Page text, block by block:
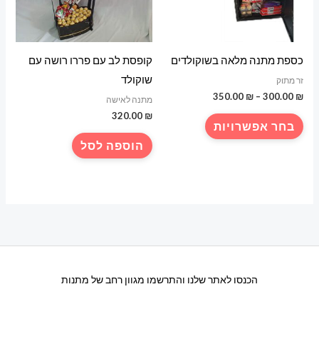
כספת מתנה מלאה בשוקולדים
זר מתוק
300.00 ₪
–
350.00 ₪
טווח
עד בחר אפשרויות
קופסת לב עם פררו רושה עם
שוקולד
מתנה לאישה
320.00 ₪
הוספה לסל
הכנסו לאתר שלנו והתרשמו מגוון רחב של מתנות